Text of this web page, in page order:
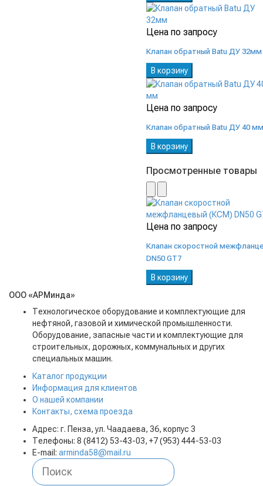
Цена по запросу
Клапан обратный Batu ДУ 32мм
В корзину
Цена по запросу
Клапан обратный Batu ДУ 40 мм
В корзину
Просмотренные товары
Цена по запросу
Клапан скоростной
DN50 GT7
В корзину
ООО «АРМинда»
Технологическое оборудование и комплектующие для
нефтяной, газовой и химической промышленности.
Оборудование, запасные части и комплектующие для
строительных, дорожных, коммунальных и других
специальных машин.
Каталог продукции
Информация для клиентов
О нашей компании
Контакты, схема проезда
Адрес: г. Пенза, ул. Чаадаева, 36, корпус 3
Телефоны: 8 (8412) 53-43-03, +7 (953) 444-53-03
E-mail: arminda58@mail.ru